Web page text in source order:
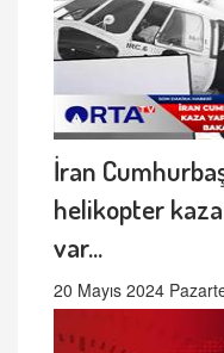
İran
helikopter
var...
20 Mayıs 2024